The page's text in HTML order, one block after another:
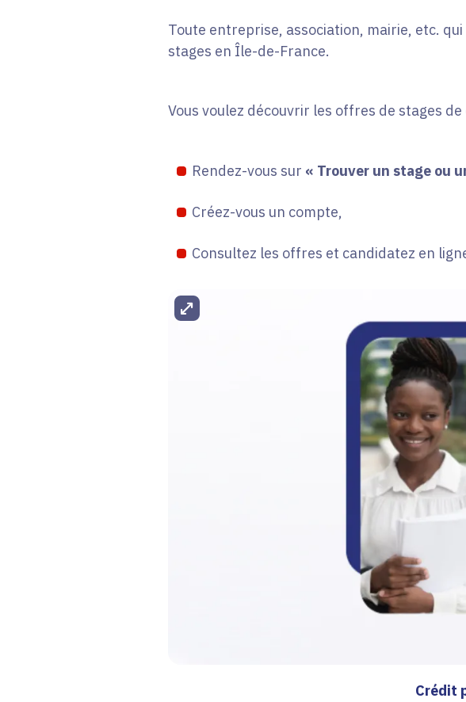
Toute entreprise, association, mairie, etc.
stages en Île-de-France.
Vous voulez découvrir les offres de stages
Rendez-vous sur « Trouver un stage ou
Créez-vous un compte,
Consultez les offres et candidatez en
Agrandir l'image
Crédit